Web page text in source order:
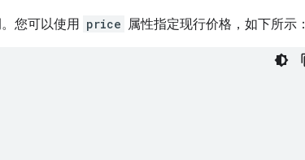
您可以使用 price 属性指定现行价格，如下所示：